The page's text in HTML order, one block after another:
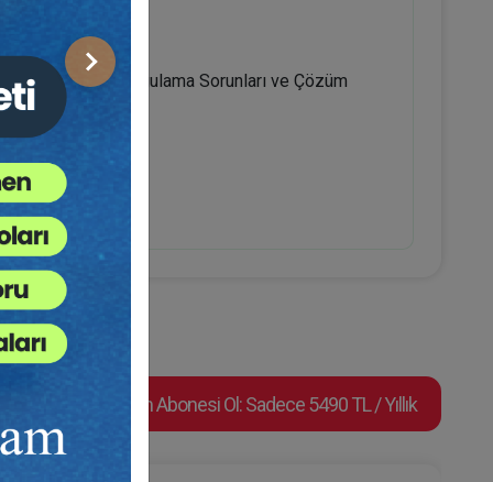
Sonraki
Konusundaki Uygulama Sorunları ve Çözüm
Video Eğitim Abonesi Ol: Sadece 5490 TL / Yıllık